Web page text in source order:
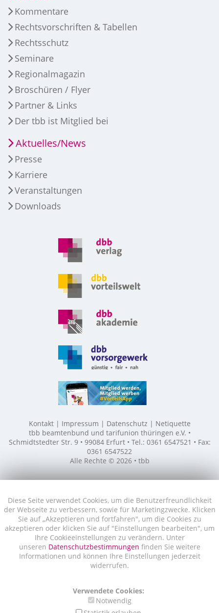
Diese Seite verwendet Cookies, um die Benutzerfreundlichkeit
der Webseite zu verbessern, sowie für Marketingzwecke. Klicken
Sie auf „Akzeptieren und fortfahren", um die Cookies zu
akzeptieren oder klicken Sie auf "Einstellungen bearbeiten", um
Ihre Cookieeinstellungen zu verändern. Unter
unseren Datenschutzbestimmungen finden Sie weitere
Informationen und können Ihre Einstellungen jederzeit
widerrufen.
Verwendete Cookies:
Notwendig
Kommentare
Rechtsvorschriften & Tabellen
Rechtsschutz
Seminare
Regionalmagazin
Broschüren / Flyer
Partner & Links
Der tbb ist Mitglied bei
Aktuelles/News
Presse
Karriere
Veranstaltungen
Downloads
Kontakt Impressum Datenschutz
Netiquette
tbb beamtenbund und tarifunion thüringen e.V. •
Schmidtstedter Str. 9 • 99084 Erfurt • Tel.: 0361 6547521 • Fax:
0361 6547522
Alle Rechte © 2026 • tbb